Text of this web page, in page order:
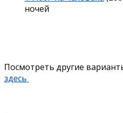
ночей
Посмотреть другие
здесь